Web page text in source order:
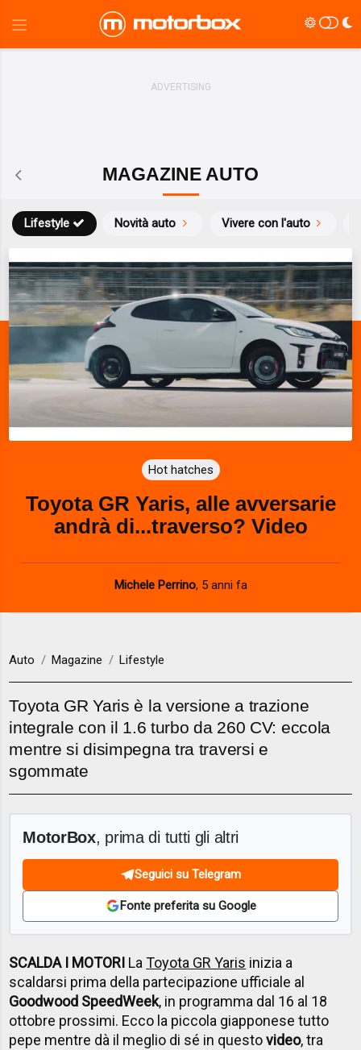
MAGAZINE AUTO
Novità auto Vivere con l'auto
Lifestyle
Hot hatches
Toyota GR Yaris, alle avversarie
andrà di...traverso? Video
Michele Perrino, 5 anni fa
Auto Magazine Lifestyle
Toyota GR Yaris è la versione a trazione
integrale con il 1.6 turbo da 260 CV: eccola
mentre si disimpegna tra traversi e
sgommate
MotorBox, prima di tutti gli altri
Seguici su Telegram
Fonte preferita su Google
SCALDA I MOTORI LaToyota GR Yaris inizia a
scaldarsi prima della partecipazione ufficiale al
Goodwood SpeedWeek, in programma dal 16 al 18
ottobre prossimi. Ecco la piccola giapponese tutto
pepe mentre dà il meglio di sé in questovideo, tra